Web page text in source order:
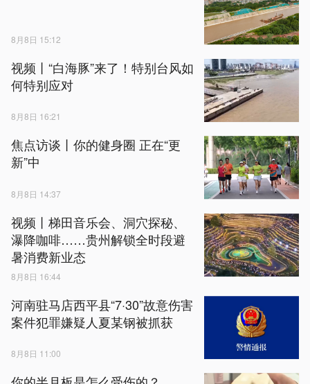
8月8日 15:12
视频丨“白海豚”来了！特别台风如
何特别应对
8月8日 16:21
焦点访谈丨你的健身圈 正在“更
新”中
8月8日 14:37
视频丨梯田音乐会、洞穴探秘、
瀑降咖啡……贵州解锁全时段避
暑消费新业态
8月8日 16:44
河南驻马店西平县“7·30”故意伤害
案件犯罪嫌疑人夏某钢被抓获
8月8日 11:00